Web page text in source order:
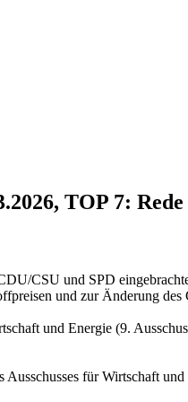
TOP 7:
CSU und SPD
und zur Änderung
und Energie (9.
für Wirtschaft